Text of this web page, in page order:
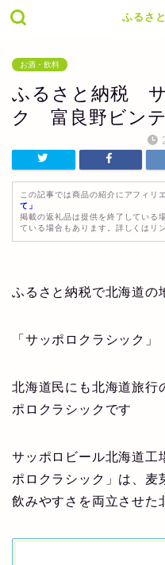
ふるさ
お酒・飲料
ふるさと納税
ク 富良野ビン
この記事では商品の紹介にアフィリ
て」
掲載の返礼品は提供を終了している
ている場合もあります。詳しくはリ
ふるさと納税で北海道の
「サッポロクラシック」
北海道民にも北海道旅行
ポロクラシックです
サッポロビール北海道工
ポロクラシック」は、麦
飲みやすさを両立させた